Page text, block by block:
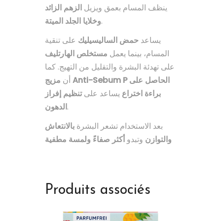
ينظف المسام بعمق ويزيل الزهم الزائد
وخلايا الجلد الميتة.
يساعد حمض الساليسيليك على تنقية
المسام، بينما يعمل مستخلص الهارتليف
على تهدئة البشرة والتقليل من التهيج. كما
أن مزيج Anti-Sebum P الحاصل على
براءة اختراع يساعد علىتنظيم إفراز
الدهون.
بعد الاستخدام تشعر البشرة بالانتعاش
والتوازن وتبدو أكثر صفاءً ولمسة مطفية
Produits associés